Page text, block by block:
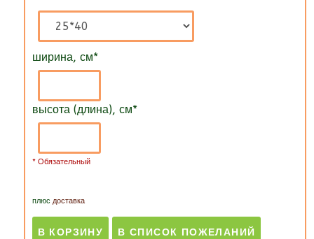
ширина, см*
высота (длина), см*
* Обязательный
плюс доставка